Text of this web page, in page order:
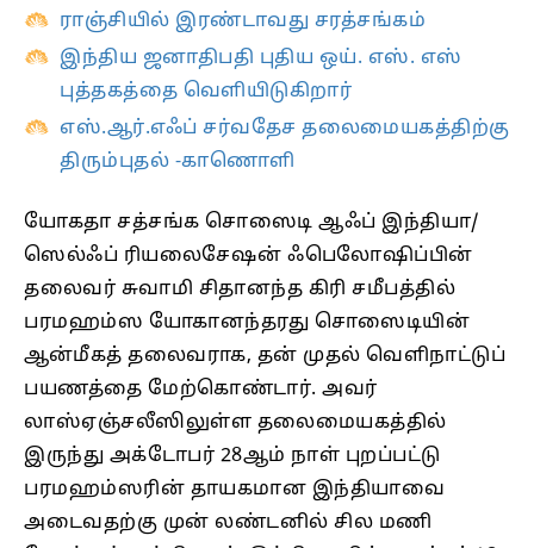
ராஞ்சியில் இரண்டாவது சரத்சங்கம்
இந்திய ஜனாதிபதி புதிய ஒய். எஸ். எஸ்
புத்தகத்தை வெளியிடுகிறார்
எஸ்.ஆர்.எஃப் சர்வதேச தலைமையகத்திற்கு
திரும்புதல் -காணொளி
யோகதா சத்சங்க சொஸைடி ஆஃப் இந்தியா/
ஸெல்ஃப் ரியலைசேஷன் ஃபெலோஷிப்பின்
தலைவர் சுவாமி சிதானந்த கிரி சமீபத்தில்
பரமஹம்ஸ யோகானந்தரது சொஸைடியின்
ஆன்மீகத் தலைவராக, தன் முதல் வெளிநாட்டுப்
பயணத்தை மேற்கொண்டார். அவர்
லாஸ்ஏஞ்சலீஸிலுள்ள தலைமையகத்தில்
இருந்து அக்டோபர் 28ஆம் நாள் புறப்பட்டு
பரமஹம்ஸரின் தாயகமான இந்தியாவை
அடைவதற்கு முன் லண்டனில் சில மணி